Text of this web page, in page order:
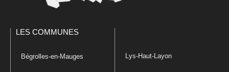
LES COMMUNES
Bégrolles-en-Mauges Lys-Haut-Layon